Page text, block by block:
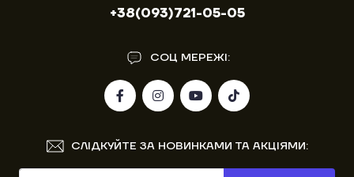
+38(093)721-05-05
СОЦ МЕРЕЖІ:
СЛІДКУЙТЕ ЗА НОВИНКАМИ ТА АКЦІЯМИ: